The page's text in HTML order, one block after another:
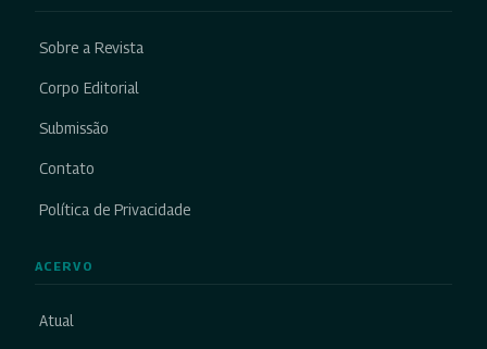
Sobre a Revista
Corpo Editorial
Submissão
Contato
Política de Privacidade
ACERVO
Atual